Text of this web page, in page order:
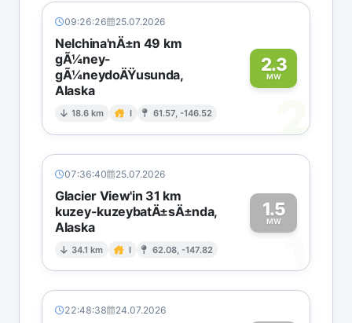
09:26:26 25.07.2026
Nelchina'nÄ±n 49 km
gÃ¼ney-
gÃ¼neydoÄŸusunda,
Alaska
18.6 km I 61.57, -146.52
2.3
MW
2
07:36:40 25.07.2026
Glacier View'in 31 km
kuzey-kuzeybatÄ±sÄ±nda,
Alaska
34.1 km I 62.08, -147.82
1.5
MW
1
22:48:38 24.07.2026